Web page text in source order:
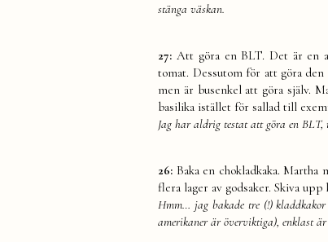
stänga väskan.
27: Att göra en BLT. Det är en
tomat. Dessutom för att göra
men är busenkel att göra själv.
basilika istället för sallad till
Jag har aldrig testat att göra en
26: Baka en chokladkaka.
flera lager av godsaker. Skiva
Hmm… jag bakade tre (!)
amerikaner är överviktiga), enklast är